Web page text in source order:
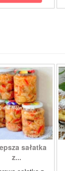
sałatka
z...